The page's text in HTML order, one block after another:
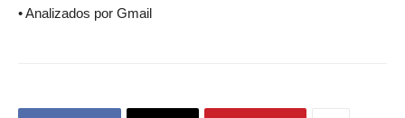
• Analizados por Gmail